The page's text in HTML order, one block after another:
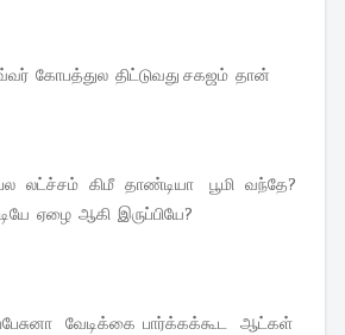
கோபத்துல திட்டுவது சகஜம் தான்
லட்ச்சம் கிமீ தாண்டியா பூமி வந்தே?
ஏழை ஆகி இருப்பியே?
வேடிக்கை பார்க்கக்கூட ஆட்கள்